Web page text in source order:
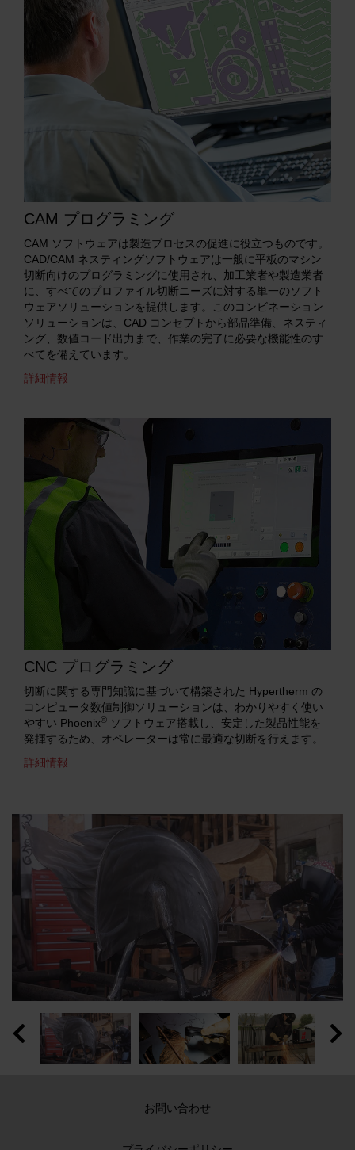
CAM プログラミング
CAM ソフトウェアは製造プロセスの促進に役立つものです。
CAD/CAM ネスティングソフトウェアは一般に平板のマシン
切断向けのプログラミングに使用され、加工業者や製造業者
に、すべてのプロファイル切断ニーズに対する単一のソフト
ウェアソリューションを提供します。このコンビネーション
ソリューションは、CAD コンセプトから部品準備、ネスティ
ング、数値コード出力まで、作業の完了に必要な機能性のす
べてを備えています。
詳細情報
CNC プログラミング
切断に関する専門知識に基づいて構築された Hypertherm の
コンピュータ数値制御ソリューションは、わかりやすく使い
やすい Phoenix® ソフトウェア搭載し、安定した製品性能を
発揮するため、オペレーターは常に最適な切断を行えます。
詳細情報
お問い合わせ